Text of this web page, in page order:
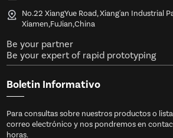
No.22 XiangYue Road, Xiang'an Industrial
Xiamen,FuJian,China
Be your partner
Be your expert of rapid prototyping
Boletin Informativo
Para consultas sobre nuestros productos o
correo electrónico y nos pondremos en
horas.